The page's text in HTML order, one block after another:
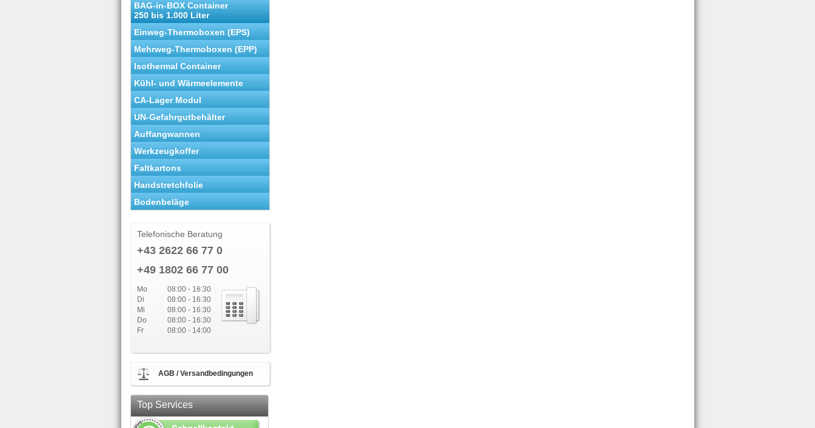
BAG-in-BOX Container
250 bis 1.000 Liter
Einweg-Thermoboxen (EPS)
Mehrweg-Thermoboxen (EPP)
Isothermal Container
Kühl- und Wärmeelemente
CA-Lager Modul
UN-Gefahrgutbehälter
Auffangwannen
Werkzeugkoffer
Faltkartons
Handstretchfolie
Bodenbeläge
Telefonische Beratung
+43 2622 66 77 0
+49 1802 66 77 00
Mo
08:00 - 16:30
Di
08:00 - 16:30
Mi
08:00 - 16:30
Do
08:00 - 16:30
Fr
08:00 - 14:00
AGB / Versandbedingungen
Top Services